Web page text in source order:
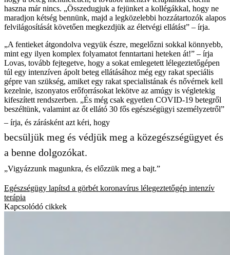
haszna már nincs. „Összedugjuk a fejünket a kollégákkal, hogy ne
maradjon kétség bennünk, majd a legközelebbi hozzátartozók alapos
felvilágosítását követően megkezdjük az életvégi ellátást” – írja.
„A fentieket átgondolva vegyük észre, megelőzni sokkal könnyebb,
mint egy ilyen komplex folyamatot fenntartani heteken át!” – írja
Lovas, tovább fejtegetve, hogy a sokat emlegetett lélegeztetőgépen
túl egy intenzíven ápolt beteg ellátásához még egy rakat speciális
gépre van szükség, amiket egy rakat specialistának és nővérnek kell
kezelnie, iszonyatos erőforrásokat lekötve az amúgy is végletekig
kifeszített rendszerben. „És még csak egyetlen COVID-19 betegről
beszéltünk, valamint az őt ellátó 30 fős egészségügyi személyzetről”
– írja, és zárásként azt kéri, hogy
becsüljük meg és védjük meg a közegészségügyet és
a benne dolgozókat.
„Vigyázzunk magunkra, és előzzük meg a bajt.”
Egészségügy lapítsd a görbét koronavírus lélegeztetőgép intenzív
terápia
Kapcsolódó cikkek